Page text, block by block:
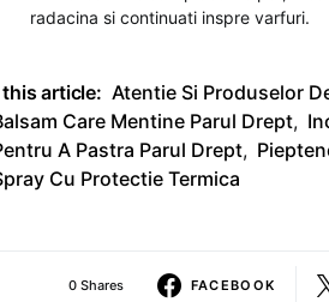
radacina si continuati inspre varfuri.
this article: Atentie Si Produselor
Care Mentine Parul Drept,
A Pastra Parul Drept,
Cu Protectie Termica
0 Shares FACEBOOK